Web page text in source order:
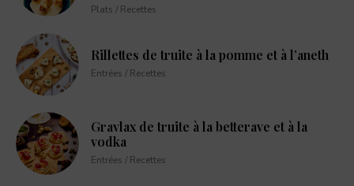
Plats / Recettes
Rillettes de truite à la pomme et à l’aneth
Entrées / Recettes
Gravlax de truite à la betterave et à la
vodka
Entrées / Recettes